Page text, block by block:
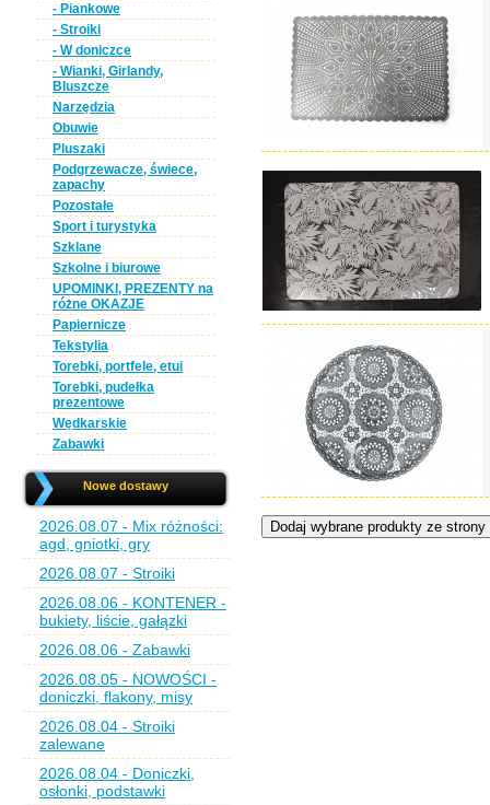
- Piankowe
- Stroiki
- W doniczce
- Wianki, Girlandy,
Bluszcze
Narzędzia
Obuwie
Pluszaki
Podgrzewacze, świece,
zapachy
Pozostałe
Sport i turystyka
Szklane
Szkolne i biurowe
UPOMINKI, PREZENTY na
różne OKAZJE
Papiernicze
Tekstylia
Torebki, portfele, etui
Torebki, pudełka
prezentowe
Wędkarskie
Zabawki
Nowe dostawy
2026.08.07 - Mix różności:
agd, gniotki, gry
2026.08.07 - Stroiki
2026.08.06 - KONTENER -
bukiety, liście, gałązki
2026.08.06 - Zabawki
2026.08.05 - NOWOŚCI -
doniczki, flakony, misy
2026.08.04 - Stroiki
zalewane
2026.08.04 - Doniczki,
osłonki, podstawki